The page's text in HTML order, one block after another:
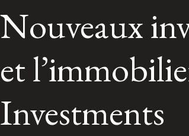
Nouveaux
et
Investments